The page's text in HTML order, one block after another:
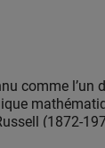
comme l’un
(1872-